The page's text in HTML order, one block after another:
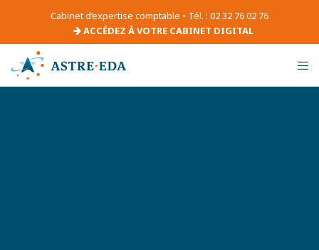
Cabinet d’expertise comptable • Tél. : 02 32 76 02 76
ACCÉDEZ À VOTRE CABINET DIGITAL